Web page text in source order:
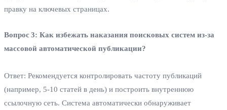
правку на ключевых страницах.
Вопрос 3: Как избежать наказания поисковых систем из‑за
массовой автоматической публикации?
Ответ: Рекомендуется контролировать частоту публикаций
(например, 5‑10 статей в день) и построить внутреннюю
ссылочную сеть. Система автоматически обнаруживает